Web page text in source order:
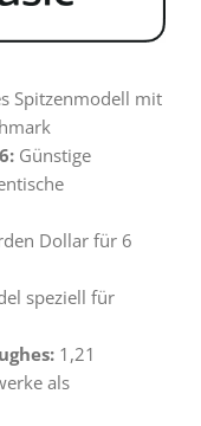
Spitzenmodell mit
Günstige
Dollar für 6
speziell für
1,21
als